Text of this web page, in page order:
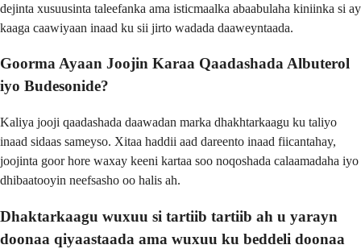
dejinta xusuusinta taleefanka ama isticmaalka abaabulaha kiniinka si ay
kaaga caawiyaan inaad ku sii jirto wadada daaweyntaada.
Goorma Ayaan Joojin Karaa Qaadashada Albuterol
iyo Budesonide?
Kaliya jooji qaadashada daawadan marka dhakhtarkaagu ku taliyo
inaad sidaas sameyso. Xitaa haddii aad dareento inaad fiicantahay,
joojinta goor hore waxay keeni kartaa soo noqoshada calaamadaha iyo
dhibaatooyin neefsasho oo halis ah.
Dhaktarkaagu wuxuu si tartiib tartiib ah u yarayn
doonaa qiyaastaada ama wuxuu ku beddeli doonaa